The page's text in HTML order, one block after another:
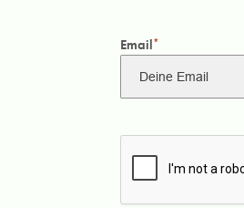
Email*